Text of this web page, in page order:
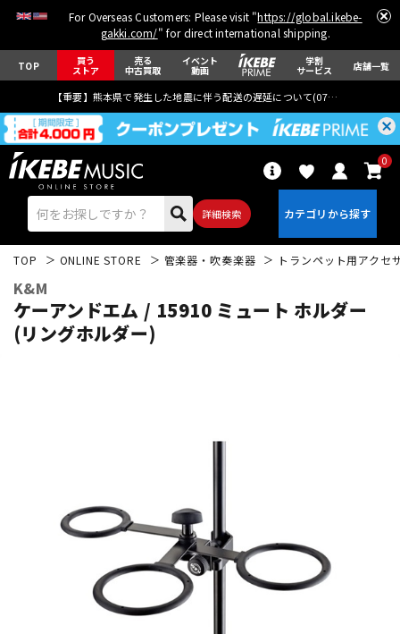
For Overseas Customers: Please visit "https://global.ikebe-
gakki.com/" for direct international shipping.
TOP 買う
ストア
売る
中古買取
イベント
動画
学割
サービス 店舗一覧
【重要】熊本県で発生した地震に伴う配送の遅延について(07月29日
詳細検索
0
電子ピアノ
TOP ONLINE STORE 管楽器・吹奏楽器 トランペット用アクセ
K&M
ケーアンドエム / 15910 ミュート ホルダー
(リングホルダー)